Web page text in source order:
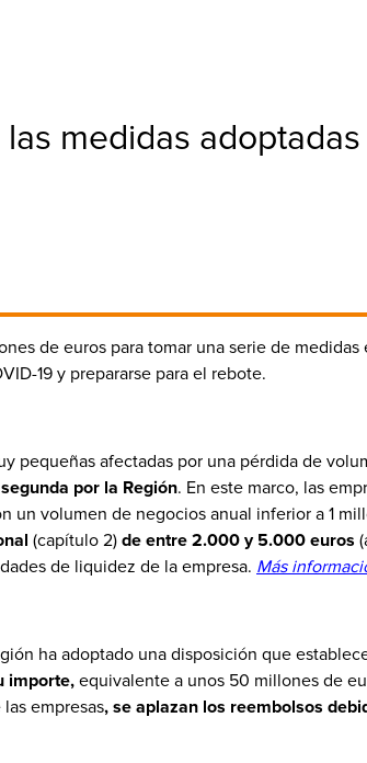
medidas
de euros para tomar una serie de medidas
19 y prepararse para el rebote.
pequeñas afectadas por una pérdida de
por la Región. En este marco, las
un volumen de negocios anual inferior a 1
(capítulo 2) de entre 2.000 y 5.000 euros
de liquidez de la empresa. Más
ha adoptado una disposición que
importe,equivalente a unos 50 millones de
empresas, se aplazan los reembolsos